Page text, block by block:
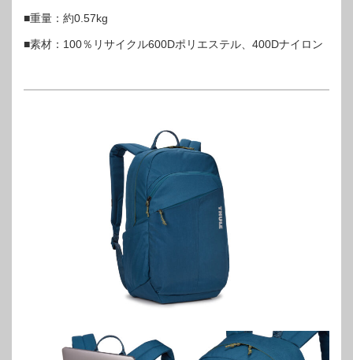
■重量：約0.57kg
■素材：100％リサイクル600Dポリエステル、400Dナイロン